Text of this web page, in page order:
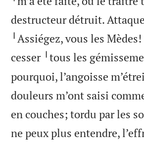
destructeur détruit.
╵Assiégez, vous les
cesser ╵tous les
pourquoi, l’angoisse
douleurs m’ont saisi
en couches; tordu par les
ne peux plus entendre,